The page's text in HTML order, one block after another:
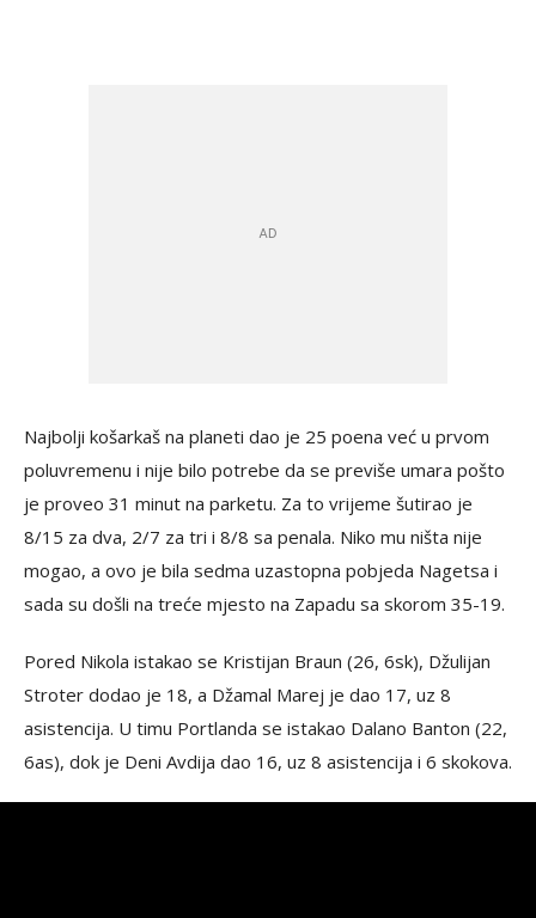
Najbolji košarkaš na planeti dao je 25 poena već u prvom
poluvremenu i nije bilo potrebe da se previše umara pošto
je proveo 31 minut na parketu. Za to vrijeme šutirao je
8/15 za dva, 2/7 za tri i 8/8 sa penala. Niko mu ništa nije
mogao, a ovo je bila sedma uzastopna pobjeda Nagetsa i
sada su došli na treće mjesto na Zapadu sa skorom 35-19.
Pored Nikola istakao se Kristijan Braun (26, 6sk), Džulijan
Stroter dodao je 18, a Džamal Marej je dao 17, uz 8
asistencija. U timu Portlanda se istakao Dalano Banton (22,
6as), dok je Deni Avdija dao 16, uz 8 asistencija i 6 skokova.